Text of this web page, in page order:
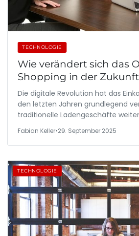
TECHNOLOGIE
Wie verändert sich das
Shopping in der
Die digitale Revolution hat das
den letzten Jahren grundlegend
traditionelle Ladengeschäfte
Fabian Keller•29. September 2025
TECHNOLOGIE